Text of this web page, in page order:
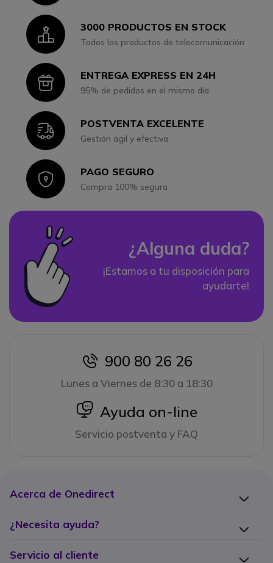
Icon3000 PRODUCTOS EN STOCK
Todos los productos de telecomunicación
IconENTREGA EXPRESS EN 24H
95% de pedidos en el mismo día
IconPOSTVENTA EXCELENTE
Gestión ágil y efectiva
IconPAGO SEGURO
Compra 100% segura
¿Alguna duda?
¡Estamos a tu disposición para
ayudarte!
icon
900 80 26 26
Lunes a Viernes de 8:30 a 18:30
icon
Ayuda on-line
Servicio postventa y FAQ
Acerca de Onedirect
¿Necesita ayuda?
Servicio al cliente